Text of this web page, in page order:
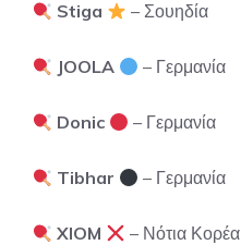
Stiga – Σουηδία
JOOLA – Γερμανία
Donic – Γερμανία
Tibhar – Γερμανία
XIOM – Νότια Κορέα